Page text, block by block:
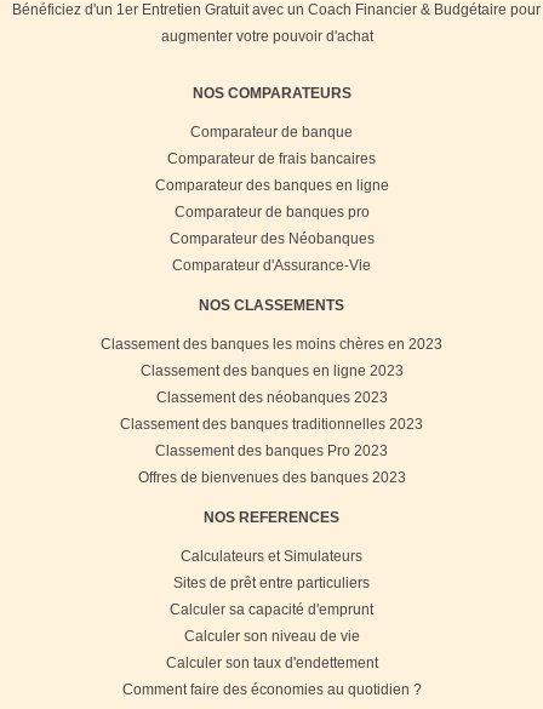
Bénéficiez d'un 1er Entretien Gratuit avec un Coach Financier & Budgétaire pour
augmenter votre pouvoir d'achat
NOS COMPARATEURS
Comparateur de banque
Comparateur de frais bancaires
Comparateur des banques en ligne
Comparateur de banques pro
Comparateur des Néobanques
Comparateur d'Assurance-Vie
NOS CLASSEMENTS
Classement des banques les moins chères en 2023
Classement des banques en ligne 2023
Classement des néobanques 2023
Classement des banques traditionnelles 2023
Classement des banques Pro 2023
Offres de bienvenues des banques 2023
NOS REFERENCES
Calculateurs et Simulateurs
Sites de prêt entre particuliers
Calculer sa capacité d'emprunt
Calculer son niveau de vie
Calculer son taux d'endettement
Comment faire des économies au quotidien ?